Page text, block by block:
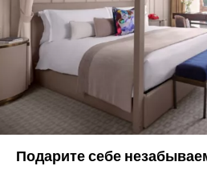
Подарите себе